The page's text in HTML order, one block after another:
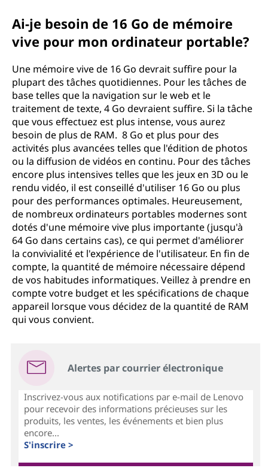
Ai-je besoin de 16 Go de mémoire
vive pour mon ordinateur portable?
Une mémoire vive de 16 Go devrait suffire pour la
plupart des tâches quotidiennes. Pour les tâches de
base telles que la navigation sur le web et le
traitement de texte, 4 Go devraient suffire. Si la tâche
que vous effectuez est plus intense, vous aurez
besoin de plus de RAM. 8 Go et plus pour des
activités plus avancées telles que l'édition de photos
ou la diffusion de vidéos en continu. Pour des tâches
encore plus intensives telles que les jeux en 3D ou le
rendu vidéo, il est conseillé d'utiliser 16 Go ou plus
pour des performances optimales. Heureusement,
de nombreux ordinateurs portables modernes sont
dotés d'une mémoire vive plus importante (jusqu'à
64 Go dans certains cas), ce qui permet d'améliorer
la convivialité et l'expérience de l'utilisateur. En fin de
compte, la quantité de mémoire nécessaire dépend
de vos habitudes informatiques. Veillez à prendre en
compte votre budget et les spécifications de chaque
appareil lorsque vous décidez de la quantité de RAM
qui vous convient.
Alertes par courrier électronique
Inscrivez-vous aux notifications par e-mail de Lenovo
pour recevoir des informations précieuses sur les
produits, les ventes, les événements et bien plus
encore...
S'inscrire >